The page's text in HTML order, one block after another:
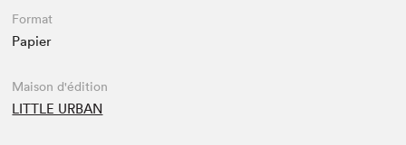
Format
Papier
Maison d'édition
LITTLE URBAN